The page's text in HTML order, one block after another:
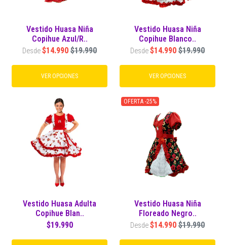
Vestido Huasa Niña
Copihue Azul/R..
Desde$14.990 $19.990
VER OPCIONES
Vestido Huasa Niña
Copihue Blanco..
Desde$14.990 $19.990
VER OPCIONES
Vestido Huasa Adulta
Copihue Blan..
$19.990
OFERTA -25%
Vestido Huasa Niña
Floreado Negro..
Desde$14.990 $19.990